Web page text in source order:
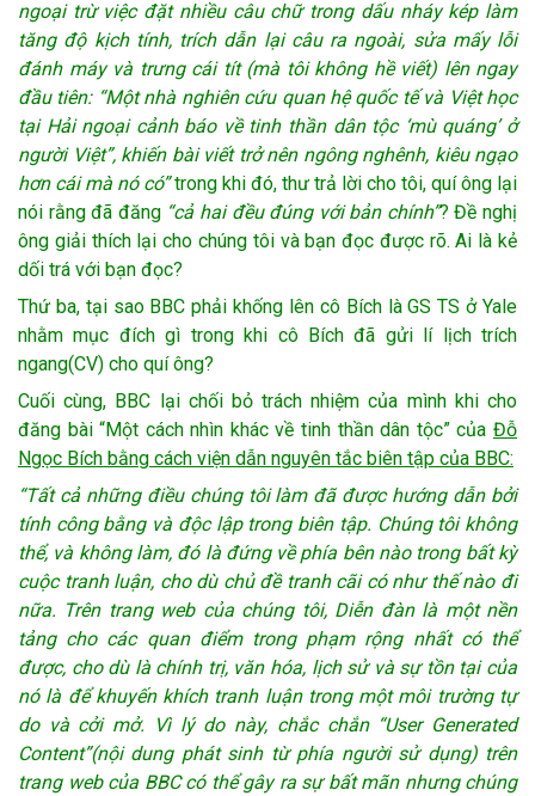
ngoại trừ việc đặt nhiều câu chữ trong dấu nháy kép làm
tăng độ kịch tính, trích dẫn lại câu ra ngoài, sửa mấy lỗi
đánh máy và trưng cái tít (mà tôi không hề viết) lên ngay
đầu tiên: “Một nhà nghiên cứu quan hệ quốc tế và Việt học
tại Hải ngoại cảnh báo về tinh thần dân tộc ‘mù quáng’ ở
người Việt”, khiến bài viết trở nên ngông nghênh, kiêu ngạo
hơn cái mà nó có”trong khi đó, thư trả lời cho tôi, quí ông lại
nói rằng đã đăng “cả hai đều đúng với bản chính”? Đề nghị
ông giải thích lại cho chúng tôi và bạn đọc được rõ. Ai là kẻ
dối trá với bạn đọc?
Thứ ba, tại sao BBC phải khống lên cô Bích là GS TS ở Yale
nhằm mục đích gì trong khi cô Bích đã gửi lí lịch trích
ngang(CV) cho quí ông?
Cuối cùng, BBC lại chối bỏ trách nhiệm của mình khi cho
đăng bài “Một cách nhìn khác về tinh thần dân tộc” của Đỗ
Ngọc Bích bằng cách viện dẫn nguyên tắc biên tập của BBC:
“Tất cả những điều chúng tôi làm đã được hướng dẫn bởi
tính công bằng và độc lập trong biên tập. Chúng tôi không
thể, và không làm, đó là đứng về phía bên nào trong bất kỳ
cuộc tranh luận, cho dù chủ đề tranh cãi có như thế nào đi
nữa. Trên trang web của chúng tôi, Diễn đàn là một nền
tảng cho các quan điểm trong phạm rộng nhất có thể
được, cho dù là chính trị, văn hóa, lịch sử và sự tồn tại của
nó là để khuyến khích tranh luận trong một môi trường tự
do và cởi mở. Vì lý do này, chắc chắn “User Generated
Content”(nội dung phát sinh từ phía người sử dụng) trên
trang web của BBC có thể gây ra sự bất mãn nhưng chúng